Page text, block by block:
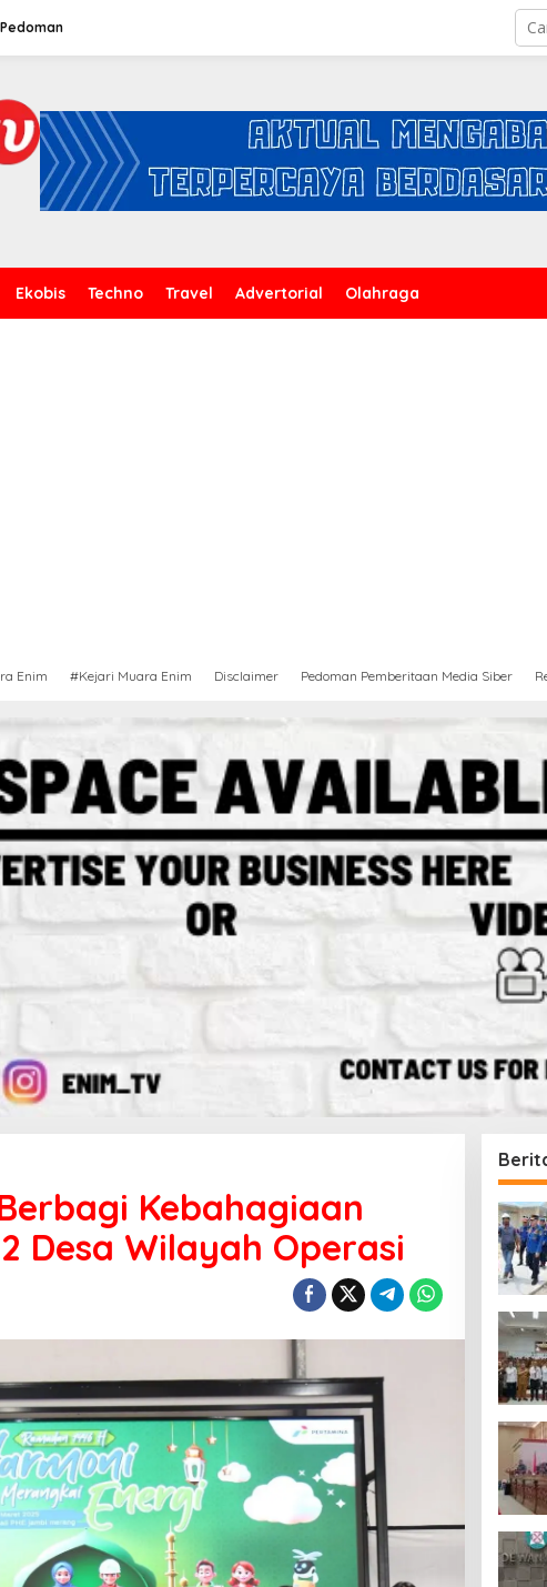
Pedoman
Ekobis Techno Travel Advertorial Olahraga
Enim #Kejari Muara Enim Disclaimer Pedoman Pemberitaan Media Siber
Kebahagiaan
Desa Wilayah Operasi